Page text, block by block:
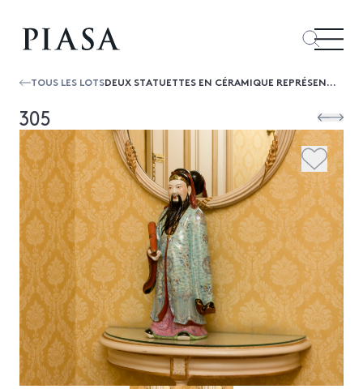
TOUS LES LOTS DEUX STATUETTES EN CÉRAMIQUE REPRÉSENTANT DES MANDARINS H 57 CM PAREJA DE FIGURAS DE JAPONESES EN PORCELANA
305